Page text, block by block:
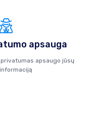
apsauga
apsaugo jūsų